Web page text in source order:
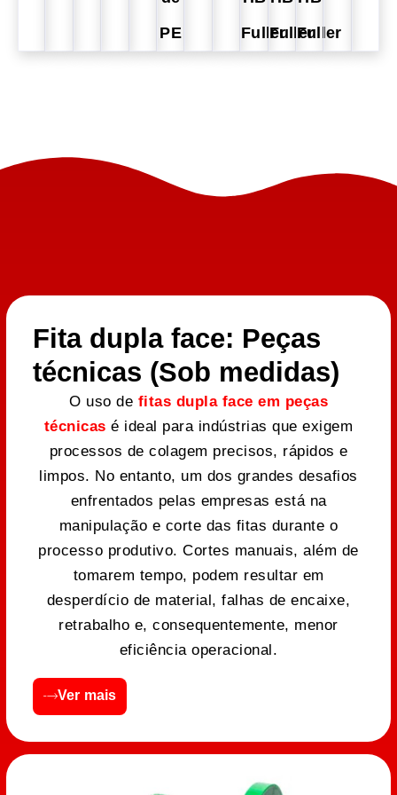
PE
FullerFullerFuller
Fita dupla face: Peças
técnicas (Sob medidas)
O uso de fitas dupla face em peças
técnicas é ideal para indústrias que exigem
processos de colagem precisos, rápidos e
limpos. No entanto, um dos grandes desafios
enfrentados pelas empresas está na
manipulação e corte das fitas durante o
processo produtivo. Cortes manuais, além de
tomarem tempo, podem resultar em
desperdício de material, falhas de encaixe,
retrabalho e, consequentemente, menor
eficiência operacional.
Ver mais